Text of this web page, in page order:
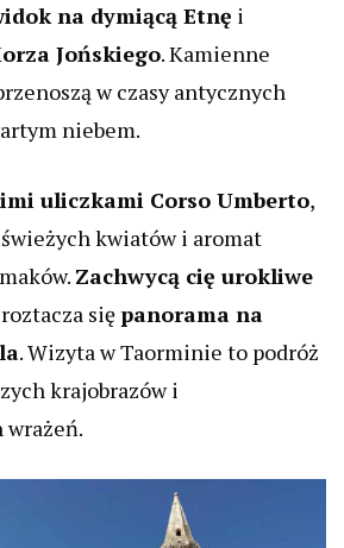
na dymiącą Etnę i
Jońskiego. Kamienne
w czasy antycznych
niebem.
uliczkami Corso Umberto,
kwiatów i aromat
Zachwycą cię urokliwe
siępanorama na
. Wizyta w Taorminie to podróż
krajobrazów i